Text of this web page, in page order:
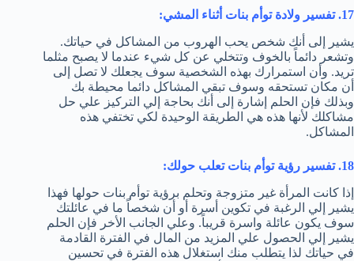
17. تفسير ولادة توأم بنات أثناء المشي:
يشير إلى أنك شخص يحب الهروب من المشاكل في حياتك.
وتشعر دائماً بالخوف وتتخلي عن كل شيء عندما لا يصبح مثلما
تريد. وأن استمرارك بهذه الشخصية سوف يجعلك لا تصل إلى
أن مكان تستحقه وسوف تبقي المشاكل دائما محيطة بك
وبذلك فإن الحلم إشارة إلى أنك بحاجة إلي التركيز علي حل
مشاكلك لأنها هذه هي الطريقة الوحيدة لكي تختفي هذه
المشاكل.
18. تفسير رؤية توأم بنات تعلب حولك:
إذا كانت المرأة غير متزوجة وتحلم برؤية توأم بنات حولها فهذا
يشير إلي الرغبة في تكوين أسرة أو أن شخصاً ما في عائلتك
سوف يكون عائلة واسرة قريباً. وعلي الجانب الأخر فإن الحلم
يشير إلي الحصول علي المزيد من المال في الفترة القادمة
في حياتك لذا يتطلب منك استغلال هذه الفترة في تحسين